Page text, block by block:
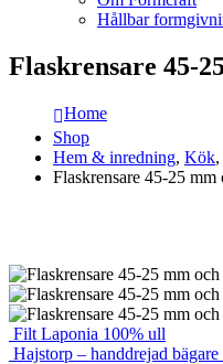
Hållbar
Flaskrensare 45-
Home
Shop
Hem & inredning, Kök,
Flaskrensare 45-25 mm
Filt Laponia 100% ull
Hajstorp – handdrejad bägare